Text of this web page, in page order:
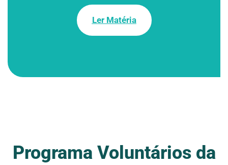
Ler Matéria
Programa Voluntários da